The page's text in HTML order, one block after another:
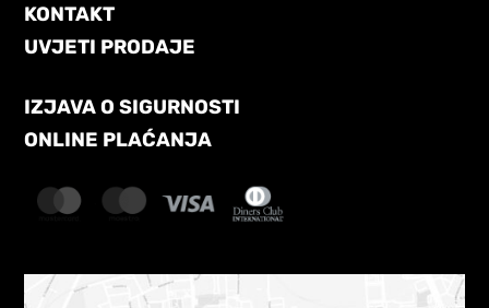
KONTAKT
UVJETI PRODAJE
IZJAVA O SIGURNOSTI
ONLINE PLAĆANJA